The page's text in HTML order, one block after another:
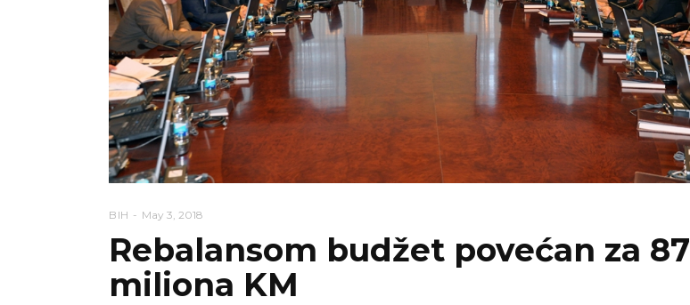
BIH May 3, 2018
Rebalansom budžet povećan za 87
miliona KM